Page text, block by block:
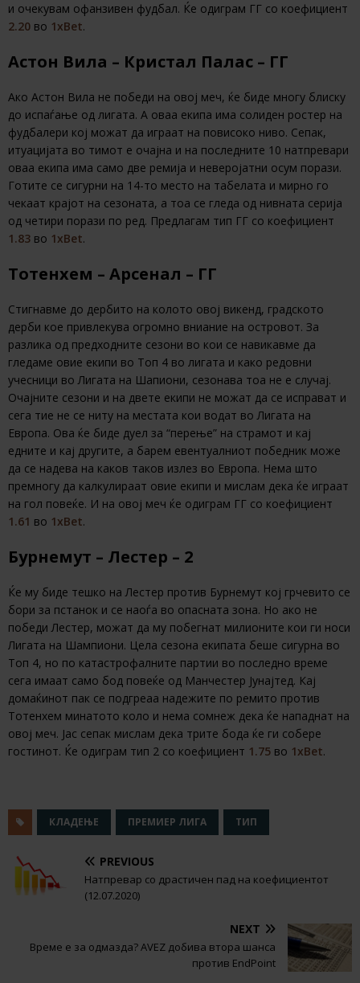
и очекувам офанзивен фудбал. Ќе одиграм ГГ со коефициент
2.20 во 1хBet.
Астон Вила – Кристал Палас – ГГ
Ако Астон Вила не победи на овој меч, ќе биде многу блиску
до испаѓање од лигата. А оваа екипа има солиден ростер на
фудбалери кој можат да играат на повисоко ниво. Сепак,
итуацијата во тимот е очајна и на последните 10 натпревари
оваа екипа има само две ремија и неверојатни осум порази.
Готите се сигурни на 14-то место на табелата и мирно го
чекаат крајот на сезоната, а тоа се гледа од нивната серија
од четири порази по ред. Предлагам тип ГГ со коефициент
1.83 во 1хBet.
Тотенхем – Арсенал – ГГ
Стигнавме до дербито на колото овој викенд, градското
дерби кое привлекува огромно вниание на островот. За
разлика од предходните сезони во кои се навикавме да
гледаме овие екипи во Топ 4 во лигата и како редовни
учесници во Лигата на Шапиони, сезонава тоа не е случај.
Очајните сезони и на двете екипи не можат да се исправат и
сега тие не се ниту на местата кои водат во Лигата на
Европа. Ова ќе биде дуел за “перење” на страмот и кај
едните и кај другите, а барем евентуалниот победник може
да се надева на каков таков излез во Европа. Нема што
премногу да калкулираат овие екипи и мислам дека ќе играат
на гол повеќе. И на овој меч ќе одиграм ГГ со коефициент
1.61 во 1хBet.
Бурнемут – Лестер – 2
Ќе му биде тешко на Лестер против Бурнемут кој грчевито се
бори за пстанок и се наоѓа во опасната зона. Но ако не
победи Лестер, можат да му побегнат милионите кои ги носи
Лигата на Шампиони. Цела сезона екипата беше сигурна во
Топ 4, но по катастрофалните партии во последно време
сега имаат само бод повеќе од Манчестер Јунајтед. Кај
домаќинот пак се подгреаа надежите по ремито против
Тотенхем минатото коло и нема сомнеж дека ќе нападнат на
овој меч. Јас сепак мислам дека трите бода ќе ги собере
гостинот. Ќе одиграм тип 2 со коефициент 1.75 во 1хBet.
КЛАДЕЊЕ ПРЕМИЕР ЛИГА ТИП
PREVIOUS
Натпревар со драстичен пад на коефициентот
(12.07.2020)
NEXT
Време е за одмазда? AVEZ добива втора шанса
против EndPoint